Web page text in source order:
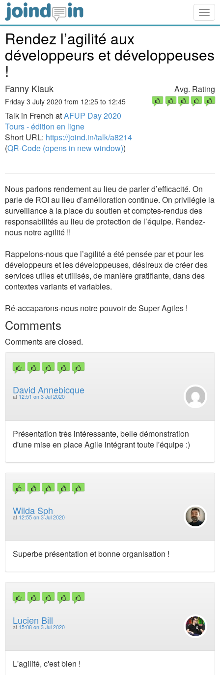
Rendez l’agilité aux
développeurs et développeuses
!
Fanny Klauk
Friday 3 July 2020 from 12:25 to 12:45
Talk in French atAFUP Day 2020
Tours - édition en ligne
Short URL: https://joind.in/talk/a8214
(QR-Code (opens in new window))
Avg. Rating
Nous parlons rendement au lieu de parler d’efficacité. On
parle de ROI au lieu d’amélioration continue. On privilégie la
surveillance à la place du soutien et comptes-rendus des
responsabilités au lieu de protection de l’équipe. Rendez-
nous notre agilité !!
Rappelons-nous que l’agilité a été pensée par et pour les
développeurs et les développeuses, désireux de créer des
services utiles et utilisés, de manière gratifiante, dans des
contextes variants et variables.
Ré-accaparons-nous notre pouvoir de Super Agiles !
Comments
Comments are closed.
David Annebicque
at 12:51 on 3 Jul 2020
Présentation très intéressante, belle démonstration
d'une mise en place Agile intégrant toute l'équipe :)
Wilda Sph
at 12:55 on 3 Jul 2020
Superbe présentation et bonne organisation !
Lucien Bill
at 15:08 on 3 Jul 2020
L'agilité, c'est bien !